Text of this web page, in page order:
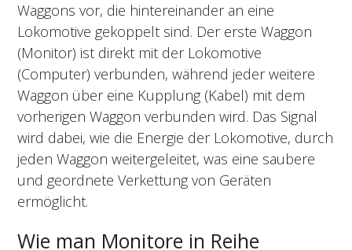
Waggons vor, die hintereinander an eine
Lokomotive gekoppelt sind. Der erste Waggon
(Monitor) ist direkt mit der Lokomotive
(Computer) verbunden, während jeder weitere
Waggon über eine Kupplung (Kabel) mit dem
vorherigen Waggon verbunden wird. Das Signal
wird dabei, wie die Energie der Lokomotive, durch
jeden Waggon weitergeleitet, was eine saubere
und geordnete Verkettung von Geräten
ermöglicht.
Wie man Monitore in Reihe